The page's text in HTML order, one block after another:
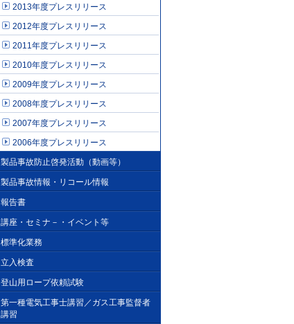
2013年度プレスリリース
2012年度プレスリリース
2011年度プレスリリース
2010年度プレスリリース
2009年度プレスリリース
2008年度プレスリリース
2007年度プレスリリース
2006年度プレスリリース
製品事故防止啓発活動（動画等）
製品事故情報・リコール情報
報告書
講座・セミナ－・イベント等
標準化業務
立入検査
登山用ロープ依頼試験
第一種電気工事士講習／ガス工事監督者
講習